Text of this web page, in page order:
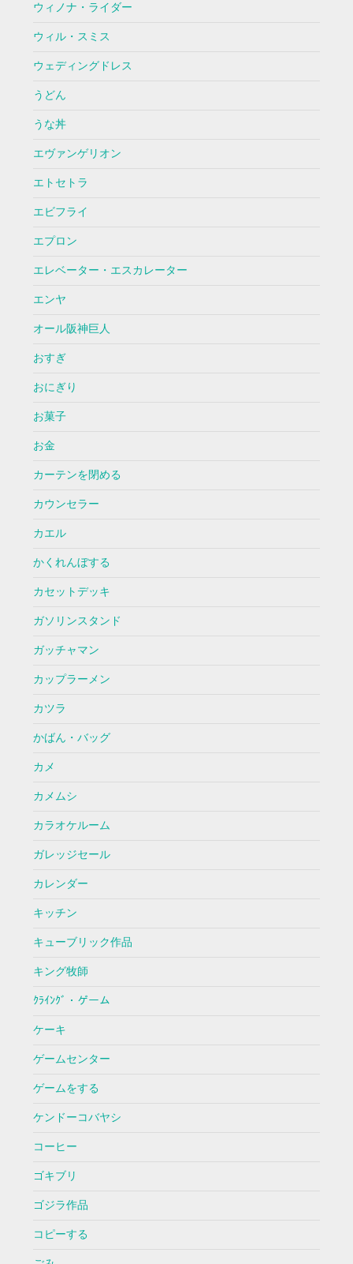
ウィノナ・ライダー
ウィル・スミス
ウェディングドレス
うどん
うな丼
エヴァンゲリオン
エトセトラ
エビフライ
エプロン
エレベーター・エスカレーター
エンヤ
オール阪神巨人
おすぎ
おにぎり
お菓子
お金
カーテンを閉める
カウンセラー
カエル
かくれんぼする
カセットデッキ
ガソリンスタンド
ガッチャマン
カップラーメン
カツラ
かばん・バッグ
カメ
カメムシ
カラオケルーム
ガレッジセール
カレンダー
キッチン
キューブリック作品
キング牧師
ｸﾗｲﾝｸﾞ・ゲーム
ケーキ
ゲームセンター
ゲームをする
ケンドーコバヤシ
コーヒー
ゴキブリ
ゴジラ作品
コピーする